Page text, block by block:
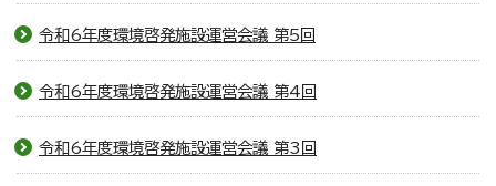
令和6年度環境啓発施設運営会議 第5回
令和6年度環境啓発施設運営会議 第4回
令和6年度環境啓発施設運営会議 第3回